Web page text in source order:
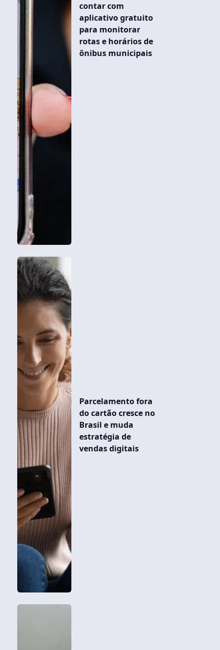
contar com
aplicativo gratuito
para monitorar
rotas e horários de
ônibus municipais
Parcelamento fora
do cartão cresce no
Brasil e muda
estratégia de
vendas digitais